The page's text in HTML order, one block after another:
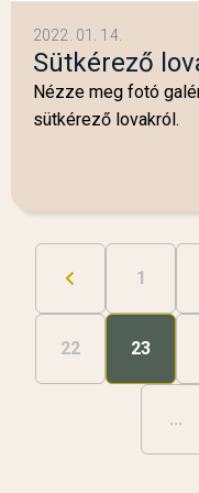
2022. 01. 14.
Sütkérező
Nézze meg fotó
sütkérező lovakról.
1
22 23
...